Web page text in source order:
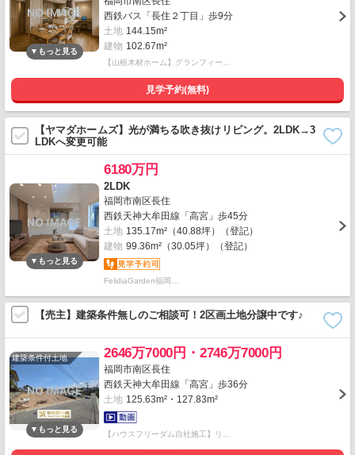
西鉄バス「長住２丁目」歩9分
土地 144.15m²
建物 102.67m²
【山根木材ホーム】グランフィー…
見学予約(無料)
【ヤマダホームズ】光が満ちる吹き抜けリビング。2LDK→3
LDKへ変更可能
6180万円
2LDK
福岡市南区長住
西鉄天神大牟田線「高宮」歩45分
土地 135.17m²（40.88坪）（登記）
建物 99.36m²（30.05坪）（登記）
FelidiaGarden福岡…
【売主】建築条件無しのご相談可！2区画土地分譲中です♪
建築条件付土地 2646万7000円・2746万7000円
福岡市南区長住
西鉄天神大牟田線「高宮」歩36分
土地 125.63m²・127.83m²
【ハウスフリーダム自社施工】リ…